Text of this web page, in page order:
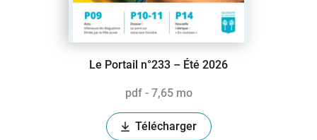
Le Portail n°233 – Été 2026
pdf - 7,65 mo
Télécharger
(ouverture dans un nouvel